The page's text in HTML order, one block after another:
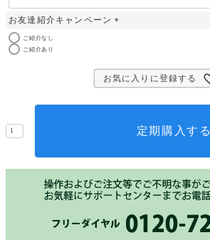
お友達紹介キャンペーン
)
ご紹介なし
ご紹介あり
お気に入りに登録する
定期購入する